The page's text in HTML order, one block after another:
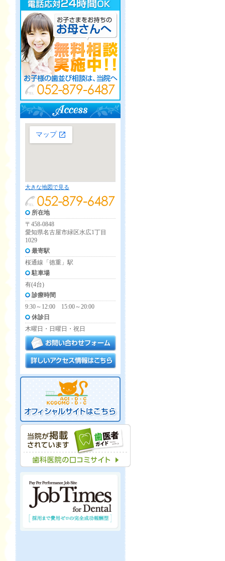
大きな地図で見る
所在地
〒458-0848
愛知県名古屋市緑区水広1丁目
1029
最寄駅
桜通線「徳重」駅
駐車場
有(4台)
診療時間
9:30～12:00 15:00～20:00
休診日
木曜日・日曜日・祝日